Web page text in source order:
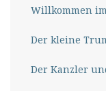
Willkommen
Der kleine
Der Kanzler